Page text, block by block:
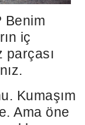
Benim
iç
parçası
Kumaşım
Ama öne